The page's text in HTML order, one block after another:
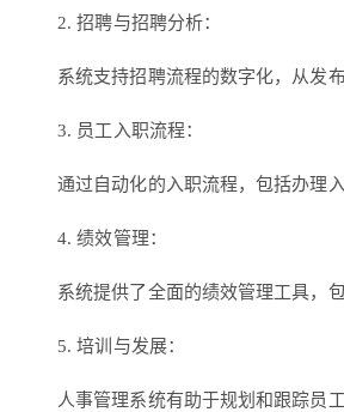
2. 招聘与招聘分析：
系统支持招聘流程的数字化，从发
3. 员工入职流程：
通过自动化的入职流程，包括办理
4. 绩效管理：
系统提供了全面的绩效管理工具，
5. 培训与发展：
人事管理系统有助于规划和跟踪员